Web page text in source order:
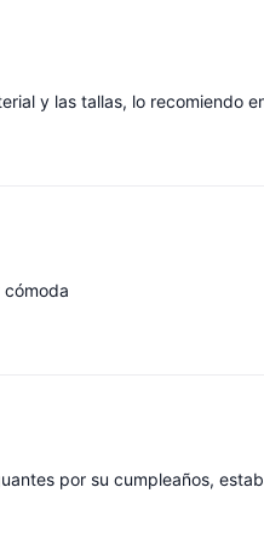
y las tallas, lo recomiendo
por su cumpleaños,